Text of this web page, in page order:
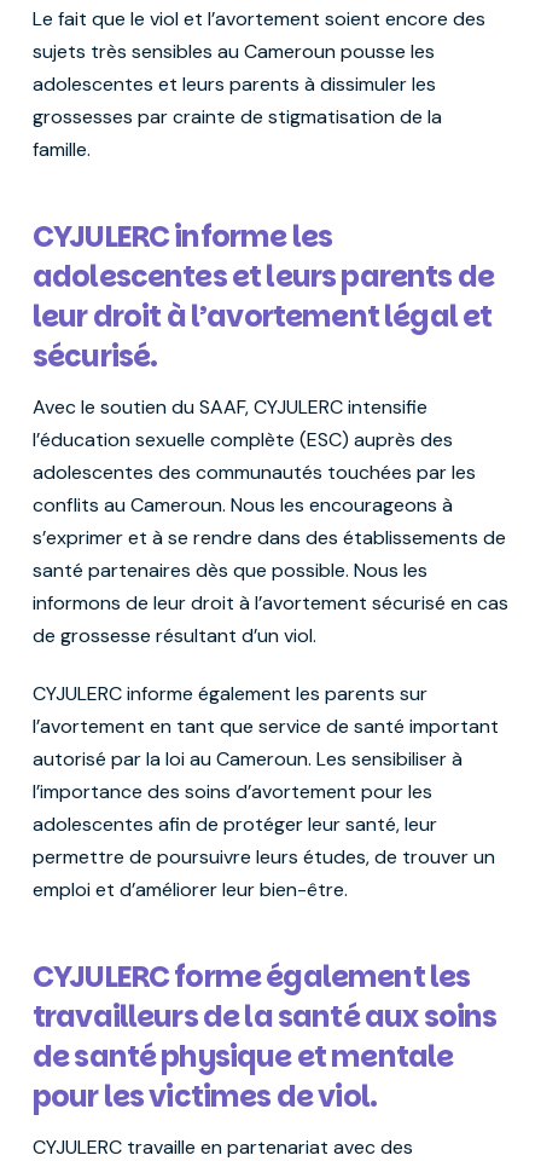
Le fait que le viol et l’avortement soient encore des
sujets très sensibles au Cameroun pousse les
adolescentes et leurs parents à dissimuler les
grossesses par crainte de stigmatisation de la
famille.
CYJULERC informe les
adolescentes et leurs parents de
leur droit à l’avortement légal et
sécurisé.
Avec le soutien du SAAF, CYJULERC intensifie
l’éducation sexuelle complète (ESC) auprès des
adolescentes des communautés touchées par les
conflits au Cameroun. Nous les encourageons à
s’exprimer et à se rendre dans des établissements de
santé partenaires dès que possible. Nous les
informons de leur droit à l’avortement sécurisé en cas
de grossesse résultant d’un viol.
CYJULERC informe également les parents sur
l’avortement en tant que service de santé important
autorisé par la loi au Cameroun. Les sensibiliser à
l’importance des soins d’avortement pour les
adolescentes afin de protéger leur santé, leur
permettre de poursuivre leurs études, de trouver un
emploi et d’améliorer leur bien-être.
CYJULERC forme également les
travailleurs de la santé aux soins
de santé physique et mentale
pour les victimes de viol.
CYJULERC travaille en partenariat avec des